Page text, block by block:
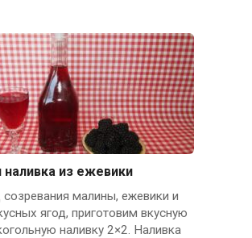
наливка из ежевики
созревания малины, ежевики и
ягод, приготовим вкусную
наливку 2×2. Наливка